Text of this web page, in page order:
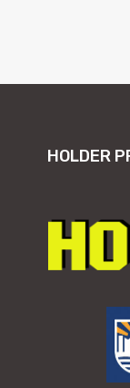
HOLDER